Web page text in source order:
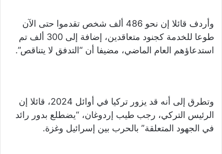
وأردف قائلا إن نحو 486 ألف شخص تقدموا حتى الآن
طوعا للخدمة كجنود متعاقدين، إضافة إلى 300 ألف تم
استدعاؤهم العام الماضي، مضيفا أن “التدفق لا يتناقص”.
وتطرق إلى أنه قد يزور تركيا في أوائل 2024، قائلا إن
الرئيس التركي، رجب طيب إردوغان، “يضطلع بدور رائد
في الجهود المتعلقة” بالحرب بين إسرائيل وغزة.